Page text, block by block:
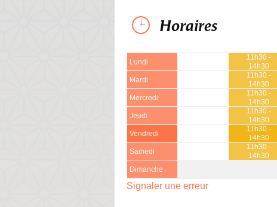
Horaires
Lundi
11h30 -
14h30
Mardi
11h30 -
14h30
Mercredi
11h30 -
14h30
Jeudi
11h30 -
14h30
Vendredi
11h30 -
14h30
Samedi
11h30 -
14h30
Dimanche
Signaler une erreur